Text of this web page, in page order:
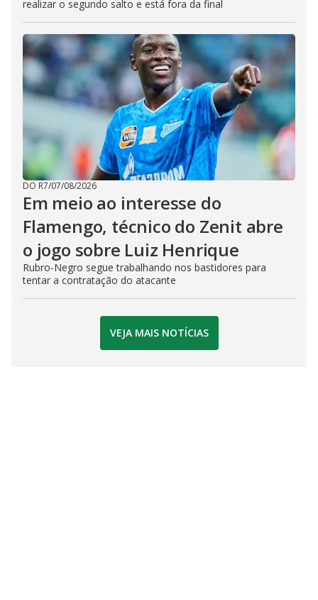
realizar o segundo salto e está fora da final
DO R7/07/08/2026
Em meio ao interesse do
Flamengo, técnico do Zenit abre
o jogo sobre Luiz Henrique
Rubro-Negro segue trabalhando nos bastidores para
tentar a contratação do atacante
VEJA MAIS NOTÍCIAS